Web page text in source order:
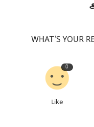
WHAT'S YOUR
0
Like